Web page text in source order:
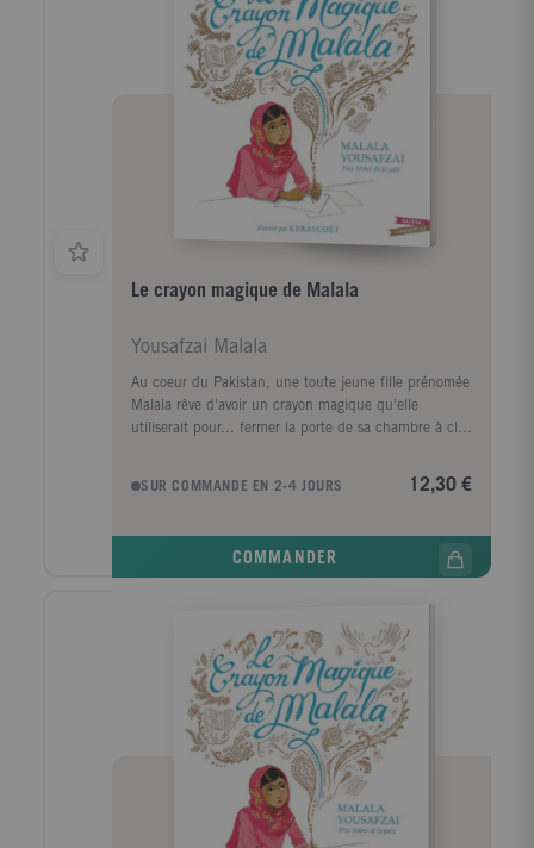
Le crayon magique de Malala
Yousafzai Malala
Au coeur du Pakistan, une toute jeune fille prénomée
Malala rêve d'avoir un crayon magique qu'elle
utiliserait pour... fermer la porte de sa chambre à clef
le temps pour dormir une heure de plus tous les
matins, effacer l'odeur des poubelles devant chez
monde : en apprenant à tous à lire et à écrire. "J'ai
monde de paix, sans guerre, pauvreté ou famine. Un
monde où les garçons et les filles seraient égaux".
Plutôt que rêver seule dans sa chambre, Malala
raconte son histoire et devient porte-parole et
militante du droit des femmes.
SUR COMMANDE EN 2-4 JOURS 12,30 €
COMMANDER